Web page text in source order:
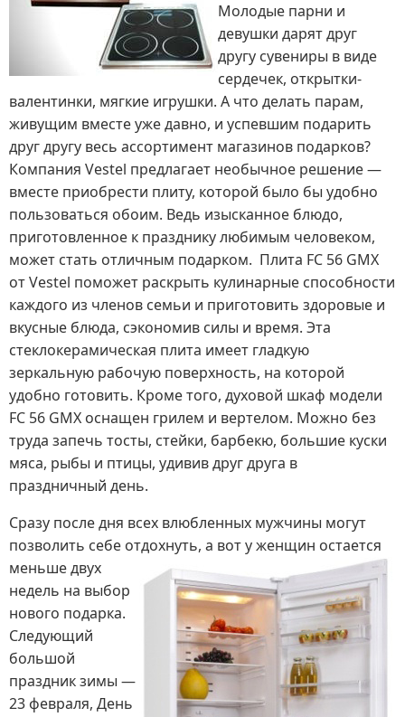
Молодые парни и
девушки дарят друг
другу сувениры в виде
сердечек, открытки-
валентинки, мягкие игрушки. А что делать парам,
живущим вместе уже давно, и успевшим подарить
друг другу весь ассортимент магазинов подарков?
Компания Vestel предлагает необычное решение —
вместе приобрести плиту, которой было бы удобно
пользоваться обоим. Ведь изысканное блюдо,
приготовленное к празднику любимым человеком,
может стать отличным подарком. Плита FC 56 GMX
от Vestel поможет раскрыть кулинарные способности
каждого из членов семьи и приготовить здоровые и
вкусные блюда, сэкономив силы и время. Эта
стеклокерамическая плита имеет гладкую
зеркальную рабочую поверхность, на которой
удобно готовить. Кроме того, духовой шкаф модели
FC 56 GMX оснащен грилем и вертелом. Можно без
труда запечь тосты, стейки, барбекю, большие куски
мяса, рыбы и птицы, удивив друг друга в
праздничный день.
Сразу после дня всех влюбленных мужчины могут
позволить себе отдохнуть, а вот у женщин остается
меньше двух
недель на выбор
нового подарка.
Следующий
большой
праздник зимы —
23 февраля, День